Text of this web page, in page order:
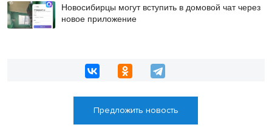
Новосибирцы могут вступить в домовой чат через
новое приложение
Предложить новость